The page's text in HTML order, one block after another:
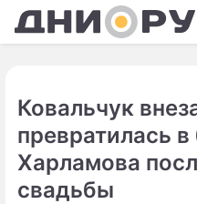
Ковальчук
превратилась
Харламова
свадьбы